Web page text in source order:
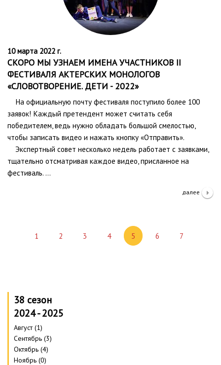
10 марта 2022 г.
СКОРО МЫ УЗНАЕМ ИМЕНА УЧАСТНИКОВ II
ФЕСТИВАЛЯ АКТЕРСКИХ МОНОЛОГОВ
«СЛОВОТВОРЕНИЕ. ДЕТИ - 2022»
На официальную почту фестиваля поступило более 100
заявок! Каждый претендент может считать себя
победителем, ведь нужно обладать большой смелостью,
чтобы записать видео и нажать кнопку «Отправить».
Экспертный совет несколько недель работает с заявками,
тщательно отсматривая каждое видео, присланное на
фестиваль. …
далее
1 2 3 4 5 6 7
38 сезон
2024 - 2025
Август (1)
Сентябрь (3)
Октябрь (4)
Ноябрь (0)